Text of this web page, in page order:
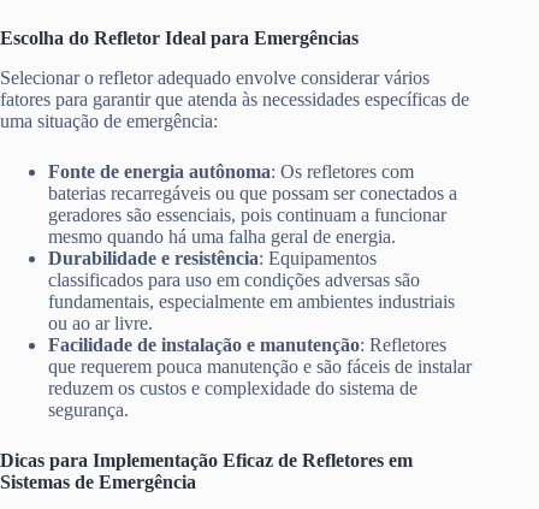
Escolha do Refletor Ideal para Emergências
Selecionar o refletor adequado envolve considerar vários
fatores para garantir que atenda às necessidades específicas de
uma situação de emergência:
Fonte de energia autônoma: Os refletores com
baterias recarregáveis ou que possam ser conectados a
geradores são essenciais, pois continuam a funcionar
mesmo quando há uma falha geral de energia.
Durabilidade e resistência: Equipamentos
classificados para uso em condições adversas são
fundamentais, especialmente em ambientes industriais
ou ao ar livre.
Facilidade de instalação e manutenção: Refletores
que requerem pouca manutenção e são fáceis de instalar
reduzem os custos e complexidade do sistema de
segurança.
Dicas para Implementação Eficaz de Refletores em
Sistemas de Emergência